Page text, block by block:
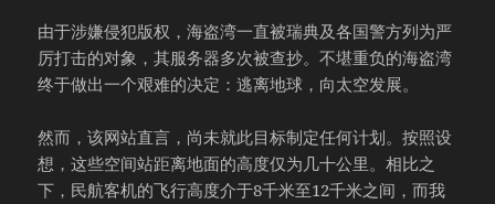
由于涉嫌侵犯版权，海盗湾一直被瑞典及各国警方列为严
厉打击的对象，其服务器多次被查抄。不堪重负的海盗湾
终于做出一个艰难的决定：逃离地球，向太空发展。
然而，该网站直言，尚未就此目标制定任何计划。按照设
想，这些空间站距离地面的高度仅为几十公里。相比之
下，民航客机的飞行高度介于8千米至12千米之间，而我